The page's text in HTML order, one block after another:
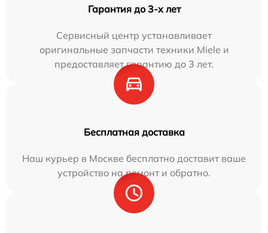
Гарантия до 3-х лет
Сервисный центр устанавливает
оригинальные запчасти техники Miele и
предоставляет гарантию до 3 лет.
Бесплатная доставка
Наш курьер в Москве бесплатно доставит ваше
устройство на ремонт и обратно.